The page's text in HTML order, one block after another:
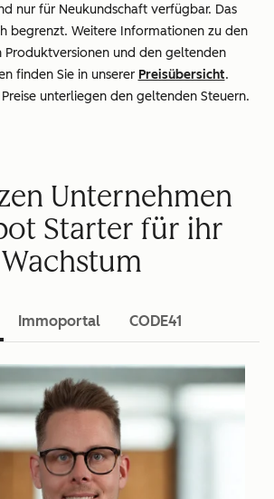
nur für Neukundschaft verfügbar. Das
begrenzt. Weitere Informationen zu den
Produktversionen und den geltenden
finden Sie in unserer Preisübersicht.
unterliegen den geltenden Steuern.
Unternehmen
Starter für ihr
Wachstum
Immoportal CODE41